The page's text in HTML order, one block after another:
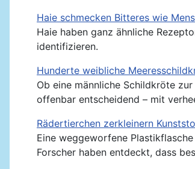
Haie schmecken Bitteres wie
Haie haben ganz ähnliche
identifizieren.
Hunderte weibliche
Ob eine männliche Schildkröte
offenbar entscheidend – mit
Rädertierchen zerkleinern
Eine weggeworfene
Forscher haben entdeckt, dass